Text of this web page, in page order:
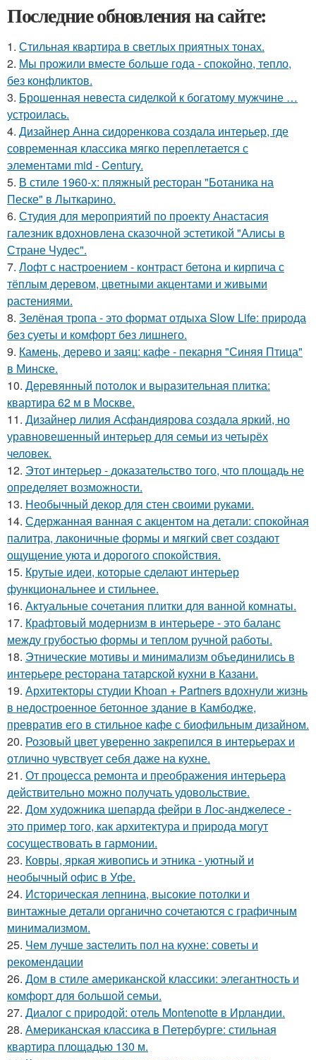
Последние обновления на сайте:
1. Стильная квартира в светлых приятных тонах.
2. Мы прожили вместе больше года - спокойно, тепло,
без конфликтов.
3. Брошенная невеста сиделкой к богатому мужчине …
устроилась.
4. Дизайнер Анна сидоренкова создала интерьер, где
современная классика мягко переплетается с
элементами mid - Century.
5. В стиле 1960-х: пляжный ресторан "Ботаника на
Песке" в Лыткарино.
6. Студия для мероприятий по проекту Анастасия
галезник вдохновлена сказочной эстетикой "Алисы в
Стране Чудес".
7. Лофт с настроением - контраст бетона и кирпича с
тёплым деревом, цветными акцентами и живыми
растениями.
8. Зелёная тропа - это формат отдыха Slow Life: природа
без суеты и комфорт без лишнего.
9. Камень, дерево и заяц: кафе - пекарня "Синяя Птица"
в Минске.
10. Деревянный потолок и выразительная плитка:
квартира 62 м в Москве.
11. Дизайнер лилия Асфандиярова создала яркий, но
уравновешенный интерьер для семьи из четырёх
человек.
12. Этот интерьер - доказательство того, что площадь не
определяет возможности.
13. Необычный декор для стен своими руками.
14. Сдержанная ванная с акцентом на детали: спокойная
палитра, лаконичные формы и мягкий свет создают
ощущение уюта и дорогого спокойствия.
15. Крутые идеи, которые сделают интерьер
функциональнее и стильнее.
16. Актуальные сочетания плитки для ванной комнаты.
17. Крафтовый модернизм в интерьере - это баланс
между грубостью формы и теплом ручной работы.
18. Этнические мотивы и минимализм объединились в
интерьере ресторана татарской кухни в Казани.
19. Архитекторы студии Khoan + Partners вдохнули жизнь
в недостроенное бетонное здание в Камбодже,
превратив его в стильное кафе с биофильным дизайном.
20. Розовый цвет уверенно закрепился в интерьерах и
отлично чувствует себя даже на кухне.
21. От процесса ремонта и преображения интерьера
действительно можно получать удовольствие.
22. Дом художника шепарда фейри в Лос-анджелесе -
это пример того, как архитектура и природа могут
сосуществовать в гармонии.
23. Ковры, яркая живопись и этника - уютный и
необычный офис в Уфе.
24. Историческая лепнина, высокие потолки и
винтажные детали органично сочетаются с графичным
минимализмом.
25. Чем лучше застелить пол на кухне: советы и
рекомендации
26. Дом в стиле американской классики: элегантность и
комфорт для большой семьи.
27. Диалог с природой: отель Montenotte в Ирландии.
28. Американская классика в Петербурге: стильная
квартира площадью 130 м.